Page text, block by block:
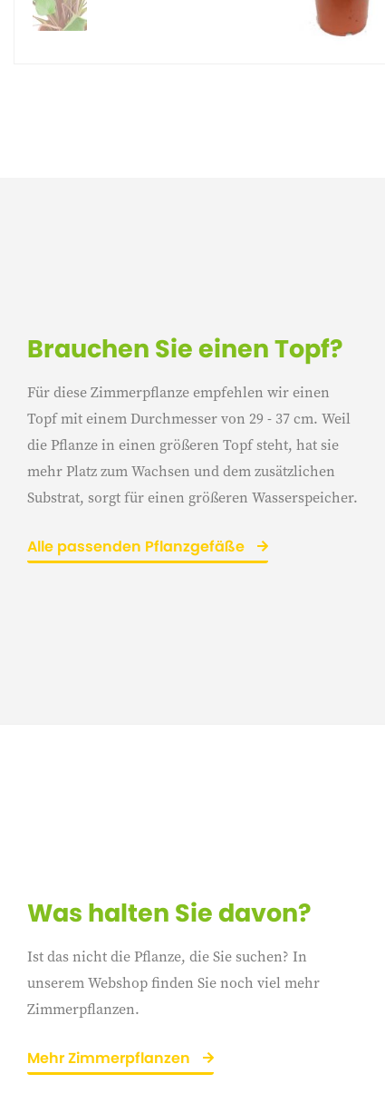
Brauchen Sie einen Topf?
Für diese Zimmerpflanze empfehlen wir einen
Topf mit einem Durchmesser von 29 - 37 cm. Weil
die Pflanze in einen größeren Topf steht, hat sie
mehr Platz zum Wachsen und dem zusätzlichen
Substrat, sorgt für einen größeren Wasserspeicher.
Alle passenden Pflanzgefäße
Was halten Sie davon?
Ist das nicht die Pflanze, die Sie suchen? In
unserem Webshop finden Sie noch viel mehr
Zimmerpflanzen.
Mehr Zimmerpflanzen